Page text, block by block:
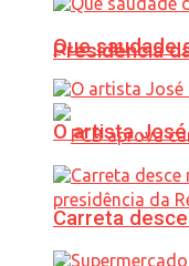
Presidência
Que saudade
O artista
Carreta